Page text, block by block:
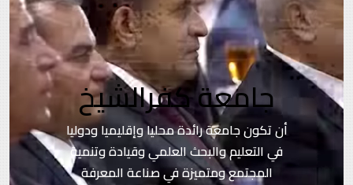
جامعة كفرالشيخ
أن تكون جامعة رائدة محليا وإقليميا ودوليا
في التعليم والبحث العلمي وقيادة وتنمية
المجتمع ومتميزة في صناعة المعرفة